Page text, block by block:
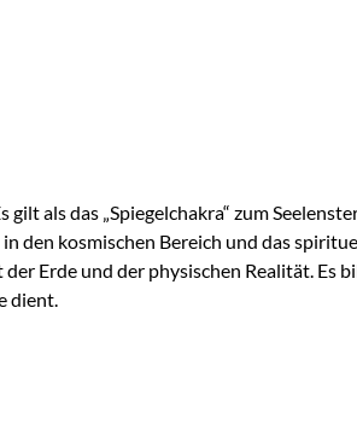
als das „Spiegelchakra“ zum
den kosmischen Bereich und das
Erde und der physischen Realität. Es
dient.